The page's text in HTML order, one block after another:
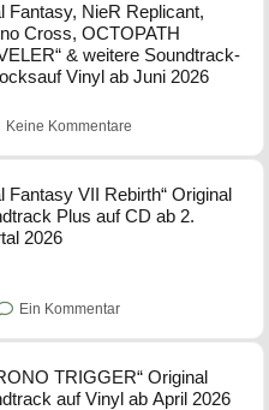
Fantasy, NieR Replicant,
Cross, OCTOPATH
& weitere Soundtrack-
Vinyl ab Juni 2026
Keine Kommentare
Fantasy VII Rebirth“ Original
Plus auf CD ab 2.
2026
Ein Kommentar
TRIGGER“ Original
auf Vinyl ab April 2026